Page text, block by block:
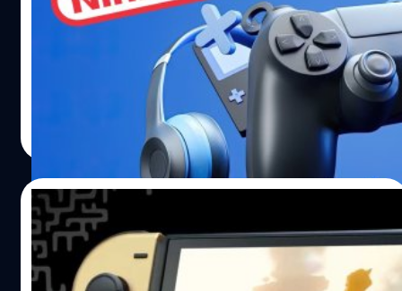
ทำไมถึงได้เกิดเหตุการณ์นี้ถึงเกิดขึ้นกับวงการเกม ซึ่งหาก
ติดตามข่าวเศรษฐกิจจะรู้ว่าตอนนี้เกิดวิกฤตทั่วโลก เพราะหลัง
จากโรคระบาดผ่านพ้นไปเศรษฐกิจยังไม่ฝื้นตัวดี
| 845 days ago
10/04/2024
แฟนเกมเพิ่มแรม Nintendo Switch Oled
เป็น 8GB จนเล่นเกมความละเอียด 4K ได้